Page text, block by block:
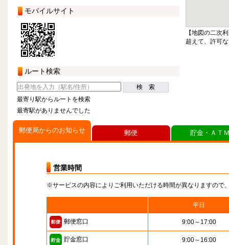
モバイルサイト
ルート検索
検 索
最寄り駅からルートを検索
最寄駅がありませんでした
【地図の二次
超えて、許可
郵便局からのお知らせ
営業時間
※サービスの内容によりご利用いただける時間が異なりますので
平日
郵便窓口 9:00～17:00
貯金窓口 9:00～16:00
郵便 貯金・ＡＴ